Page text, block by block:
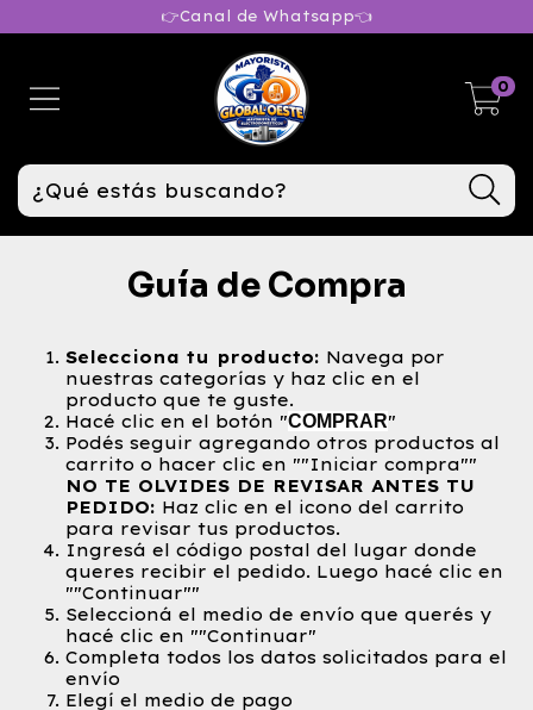
👉Canal de Whatsapp👈
0
Guía de Compra
Selecciona tu producto: Navega por
nuestras categorías y haz clic en el
producto que te guste.
Hacé clic en el botón "COMPRAR"
Podés seguir agregando otros productos al
carrito o hacer clic en ""Iniciar compra""
NO TE OLVIDES DE REVISAR ANTES TU
PEDIDO: Haz clic en el icono del carrito
para revisar tus productos.
Ingresá el código postal del lugar donde
queres recibir el pedido. Luego hacé clic en
""Continuar""
Seleccioná el medio de envío que querés y
hacé clic en ""Continuar"
Completa todos los datos solicitados para el
envío
Elegí el medio de pago